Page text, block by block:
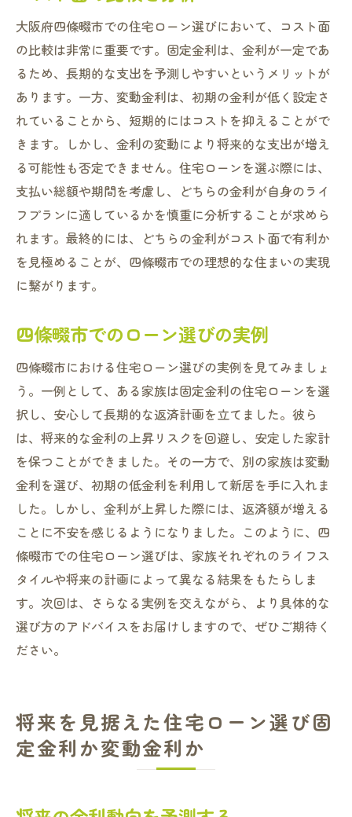
大阪府四條畷市での住宅ローン選びにおいて、コスト面
の比較は非常に重要です。固定金利は、金利が一定であ
るため、長期的な支出を予測しやすいというメリットが
あります。一方、変動金利は、初期の金利が低く設定さ
れていることから、短期的にはコストを抑えることがで
きます。しかし、金利の変動により将来的な支出が増え
る可能性も否定できません。住宅ローンを選ぶ際には、
支払い総額や期間を考慮し、どちらの金利が自身のライ
フプランに適しているかを慎重に分析することが求めら
れます。最終的には、どちらの金利がコスト面で有利か
を見極めることが、四條畷市での理想的な住まいの実現
に繋がります。
四條畷市でのローン選びの実例
四條畷市における住宅ローン選びの実例を見てみましょ
う。一例として、ある家族は固定金利の住宅ローンを選
択し、安心して長期的な返済計画を立てました。彼ら
は、将来的な金利の上昇リスクを回避し、安定した家計
を保つことができました。その一方で、別の家族は変動
金利を選び、初期の低金利を利用して新居を手に入れま
した。しかし、金利が上昇した際には、返済額が増える
ことに不安を感じるようになりました。このように、四
條畷市での住宅ローン選びは、家族それぞれのライフス
タイルや将来の計画によって異なる結果をもたらしま
す。次回は、さらなる実例を交えながら、より具体的な
選び方のアドバイスをお届けしますので、ぜひご期待く
ださい。
将来を見据えた住宅ローン選び固
定金利か変動金利か